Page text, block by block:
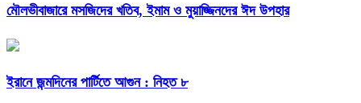
মৌলভীবাজারে মসজিদের খতিব, ইমাম ও মুয়াজ্জিনদের ঈদ উপহার
ইরানে জন্মদিনের পার্টিতে আগুন : নিহত ৮